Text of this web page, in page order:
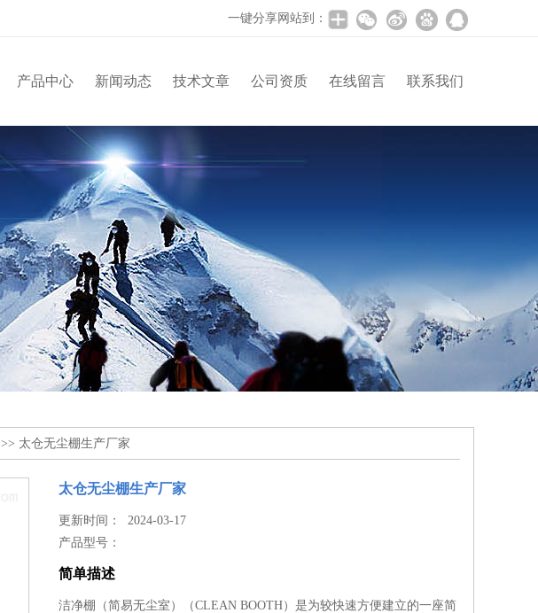
一键分享网站到：
产品中心 新闻动态 技术文章 公司资质 在线留言 联系我们
>> 太仓无尘棚生产厂家
太仓无尘棚生产厂家
更新时间： 2024-03-17
产品型号：
简单描述
洁净棚（简易无尘室）（CLEAN BOOTH）是为较快速方便建立的一座简